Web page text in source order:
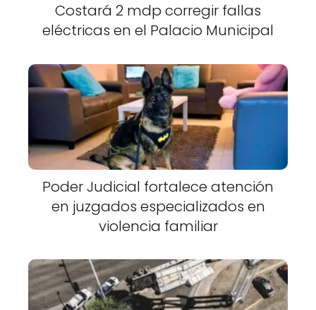
Costará 2 mdp corregir fallas
eléctricas en el Palacio Municipal
Poder Judicial fortalece atención
en juzgados especializados en
violencia familiar